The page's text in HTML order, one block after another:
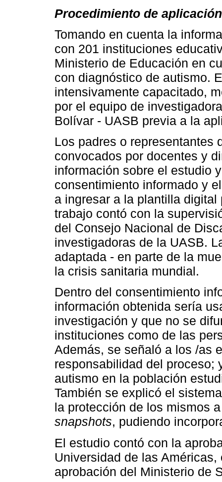
Procedimiento de aplicación
Tomando en cuenta la
con 201 instituciones
Ministerio de Educación en
con diagnóstico de autismo.
intensivamente capacitado,
por el equipo de
Bolívar - UASB previa a la
Los padres o representantes
convocados por docentes y
información sobre el estudio
consentimiento informado y
a ingresar a la plantilla
trabajo contó con la
del Consejo Nacional de
investigadoras de la UASB.
adaptada - en parte de la
la crisis sanitaria mundial.
Dentro del consentimiento
información obtenida sería
investigación y que no se
instituciones como de las
Además, se señaló a los /as
responsabilidad del proceso;
autismo en la población
También se explicó el
la protección de los mismos
snapshots, pudiendo
El estudio contó con la
Universidad de las
aprobación del Ministerio de